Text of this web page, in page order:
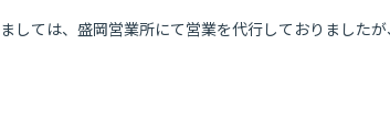
しては、盛岡営業所にて営業を代行しておりました